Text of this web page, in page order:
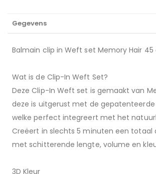
Gegevens
Balmain clip in Weft set Memory Hair 45
Wat is de Clip-In Weft Set?
Deze Clip-In Weft set is gemaakt van
deze is uitgerust met de gepatenteerde
welke perfect integreert met het
Creëert in slechts 5 minuten een totaal
met schitterende lengte, volume en
3D Kleur